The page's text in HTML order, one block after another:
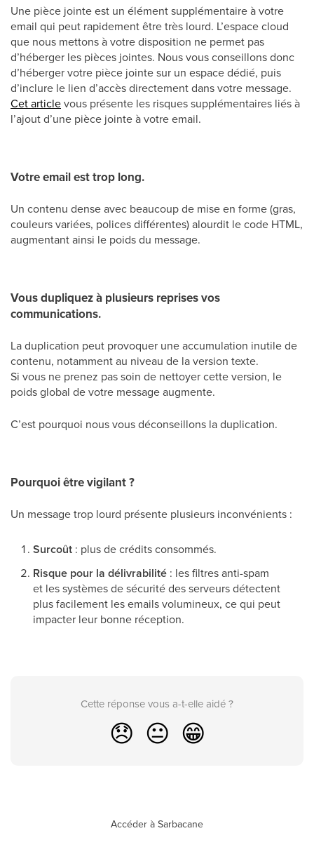
Une pièce jointe est un élément supplémentaire à votre
email qui peut rapidement être très lourd. L’espace cloud
que nous mettons à votre disposition ne permet pas
d’héberger les pièces jointes. Nous vous conseillons donc
d’héberger votre pièce jointe sur un espace dédié, puis
d’inclure le lien d’accès directement dans votre message.
Cet articlevous présente les risques supplémentaires liés à
l’ajout d’une pièce jointe à votre email.
Votre email est trop long.
Un contenu dense avec beaucoup de mise en forme (gras,
couleurs variées, polices différentes) alourdit le code HTML,
augmentant ainsi le poids du message.
Vous dupliquez à plusieurs reprises vos
communications.
La duplication peut provoquer une accumulation inutile de
contenu, notamment au niveau de la version texte.
Si vous ne prenez pas soin de nettoyer cette version, le
poids global de votre message augmente.
C’est pourquoi nous vous déconseillons la duplication.
Pourquoi être vigilant ?
Un message trop lourd présente plusieurs inconvénients :
Surcoût : plus de crédits consommés.
Risque pour la délivrabilité : les filtres anti-spam
et les systèmes de sécurité des serveurs détectent
plus facilement les emails volumineux, ce qui peut
impacter leur bonne réception.
Cette réponse vous a-t-elle aidé ?
😞 😐 😁
Accéder à Sarbacane